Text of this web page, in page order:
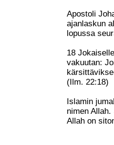
Apostoli
ajanlaskun
lopussa
18
vakuutan:
(Ilm. 22:18)
Islamin
nimen
Allah on